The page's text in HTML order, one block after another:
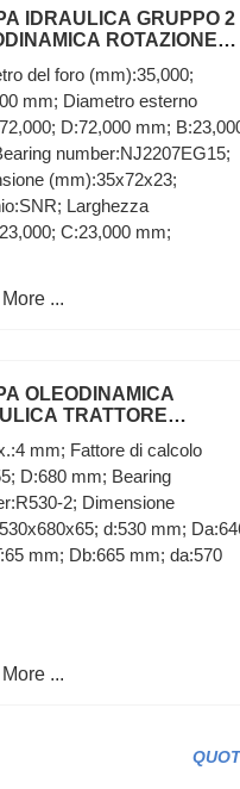
IDRAULICA GRUPPO 2
ROTAZIONE
del foro (mm):35,000;
mm; Diametro esterno
D:72,000 mm;
number:NJ2207EG15;
(mm):35x72x23;
Larghezza
C:23,000 mm;
...
OLEODINAMICA
TRATTORE
A22X A25X
mm; Fattore di calcolo
D:680 mm; Bearing
2; Dimensione
d:530 mm;
mm; Db:665 mm; da:570
...